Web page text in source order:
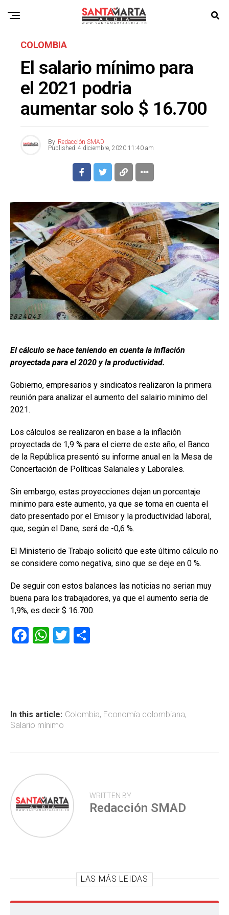
COLOMBIA
El salario mínimo para
el 2021 podria
aumentar solo $ 16.700
By Redacción SMAD
Published 4 diciembre, 2020 11:40 am
El cálculo se hace teniendo en cuenta la inflación
proyectada para el 2020 y la productividad.
Gobierno, empresarios y sindicatos realizaron la primera
reunión para analizar el aumento del salairio minimo del
2021.
Los cálculos se realizaron en base a la inflación
proyectada de 1,9 % para el cierre de este año, el Banco
de la República presentó su informe anual en la Mesa de
Concertación de Políticas Salariales y Laborales.
Sin embargo, estas proyecciones dejan un porcentaje
minimo para este aumento, ya que se toma en cuenta el
dato presentado por el Emisor y la productividad laboral,
que, según el Dane, será de -0,6 %.
El Ministerio de Trabajo solicitó que este último cálculo no
se considere como negativa, sino que se deje en 0 %.
De seguir con estos balances las noticias no serian muy
buena para los trabajadores, ya que el aumento seria de
1,9%, es decir $ 16.700.
F
ok
W
p
p
T
tir
In this article: Colombia, Economía colombiana,
Salario mínimo
WRITTEN BY
Redacción SMAD
LAS MÁS LEIDAS